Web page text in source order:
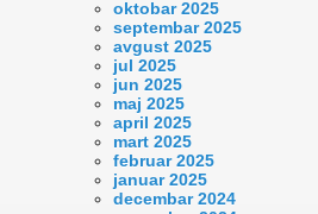
oktobar 2025
septembar 2025
avgust 2025
jul 2025
jun 2025
maj 2025
april 2025
mart 2025
februar 2025
januar 2025
decembar 2024